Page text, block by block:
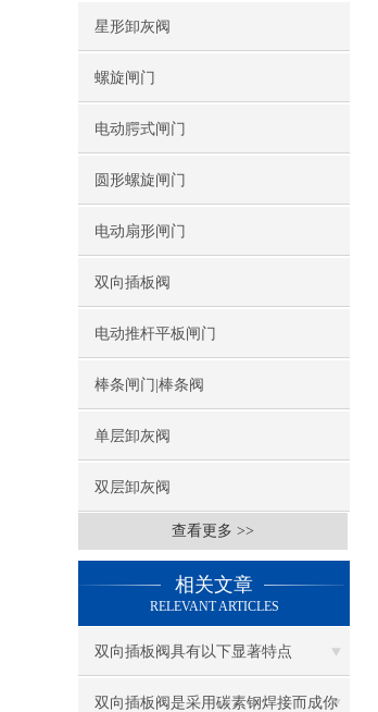
星形卸灰阀
螺旋闸门
电动腭式闸门
圆形螺旋闸门
电动扇形闸门
双向插板阀
电动推杆平板闸门
棒条闸门|棒条阀
单层卸灰阀
双层卸灰阀
查看更多 >>
相关文章
RELEVANT ARTICLES
双向插板阀具有以下显著特点
双向插板阀是采用碳素钢焊接而成你